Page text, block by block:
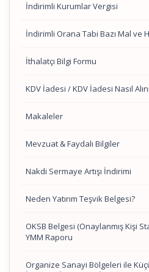
İndirimli Kurumlar Vergisi
İndirimli Orana Tabi Bazı Mal ve
İthalatçı Bilgi Formu
KDV İadesi / KDV İadesi Nasıl
Makaleler
Mevzuat & Faydalı Bilgiler
Nakdi Sermaye Artışı İndirimi
Neden Yatırım Teşvik Belgesi?
OKSB Belgesi (Onaylanmış Kişi
YMM Raporu
Organize Sanayi Bölgeleri ile